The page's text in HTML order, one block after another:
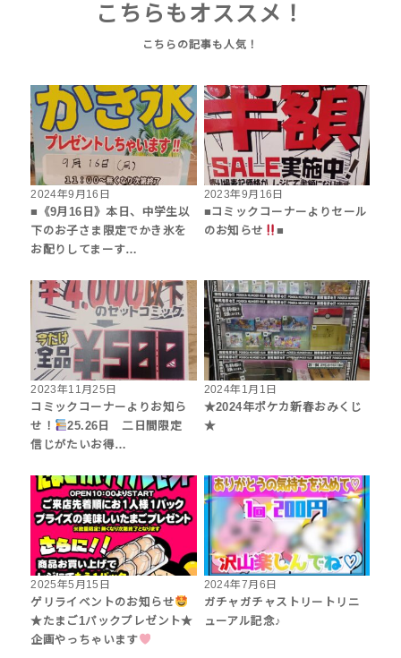
こちらもオススメ！
2024年9月16日
■《9月16日》本日、中学生以
下のお子さま限定でかき氷を
お配りしてまーす…
2023年9月16日
■コミックコーナーよりセール
のお知らせ
■
2023年11月25日
コミックコーナーよりお知ら
せ！
25.26日 二日間限定
信じがたいお得…
2024年1月1日
★2024年ポケカ新春おみくじ
★
2025年5月15日
ゲリライベントのお知らせ
★たまご1パックプレゼント★
企画やっちゃいます
2024年7月6日
ガチャガチャストリートリニ
ューアル記念♪